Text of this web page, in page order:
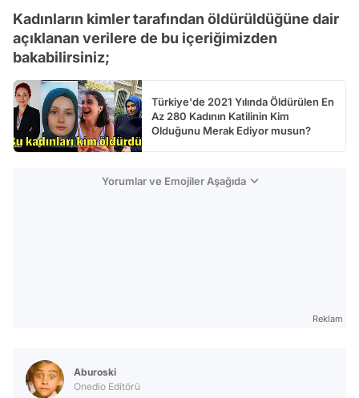
Kadınların kimler tarafından öldürüldüğüne dair
açıklanan verilere de bu içeriğimizden
bakabilirsiniz;
Türkiye'de 2021 Yılında Öldürülen En
Az 280 Kadının Katilinin Kim
Olduğunu Merak Ediyor musun?
Yorumlar ve Emojiler Aşağıda
Reklam
Aburoski
Onedio Editörü